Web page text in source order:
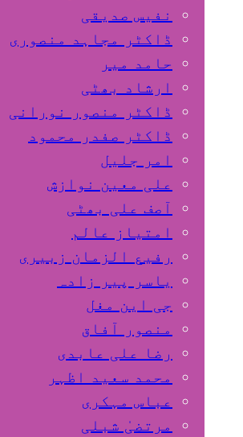
نفیس صدیقی
ڈاکٹر مجاہد منصوری
حامد میر
ارشاد بھٹی
ڈاکٹر منصور نورانی
ڈاکٹر صفدر محمود
امر جلیل
علی معین نوازش
آصف علی بھٹی
امتیاز عالم
رفیع الزمان زبیری
یاسر پیر زادہ
جی این مغل
منصور آفاق
رضا علی عابدی
محمد سعید اظہر
عباس مہکری
مرتضیٰ شبلی